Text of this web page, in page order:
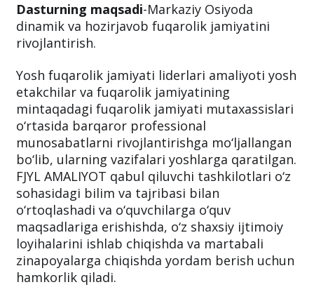
Dasturning maqsadi-Markaziy Osiyoda
dinamik va hozirjavob fuqarolik jamiyatini
rivojlantirish.
Yosh fuqarolik jamiyati liderlari amaliyoti yosh
etakchilar va fuqarolik jamiyatining
mintaqadagi fuqarolik jamiyati mutaxassislari
o‘rtasida barqaror professional
munosabatlarni rivojlantirishga mo‘ljallangan
bo‘lib, ularning vazifalari yoshlarga qaratilgan.
FJYL AMALIYOT qabul qiluvchi tashkilotlari o‘z
sohasidagi bilim va tajribasi bilan
o‘rtoqlashadi va o‘quvchilarga o‘quv
maqsadlariga erishishda, o‘z shaxsiy ijtimoiy
loyihalarini ishlab chiqishda va martabali
zinapoyalarga chiqishda yordam berish uchun
hamkorlik qiladi.